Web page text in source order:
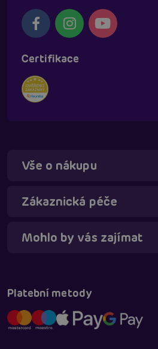
Certifikace
Vše o nákupu
Zákaznická péče
Mohlo by vás zajímat
Platební metody
Táňa - virtuální asistentka